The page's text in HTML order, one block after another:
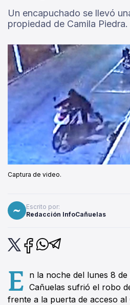
Un encapuchado se llevó
propiedad de Camila Piedra.
Captura de video.
Escrito por:
Redacción InfoCañuelas
E n la noche del lunes 8
Cañuelas sufrió el robo
frente a la puerta de acceso al